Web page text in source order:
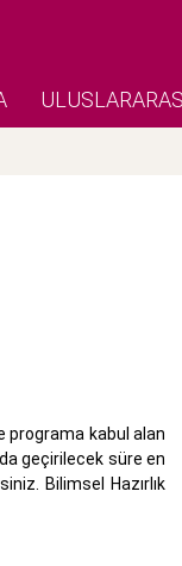
programa kabul alan
geçirilecek süre en
Bilimsel Hazırlık